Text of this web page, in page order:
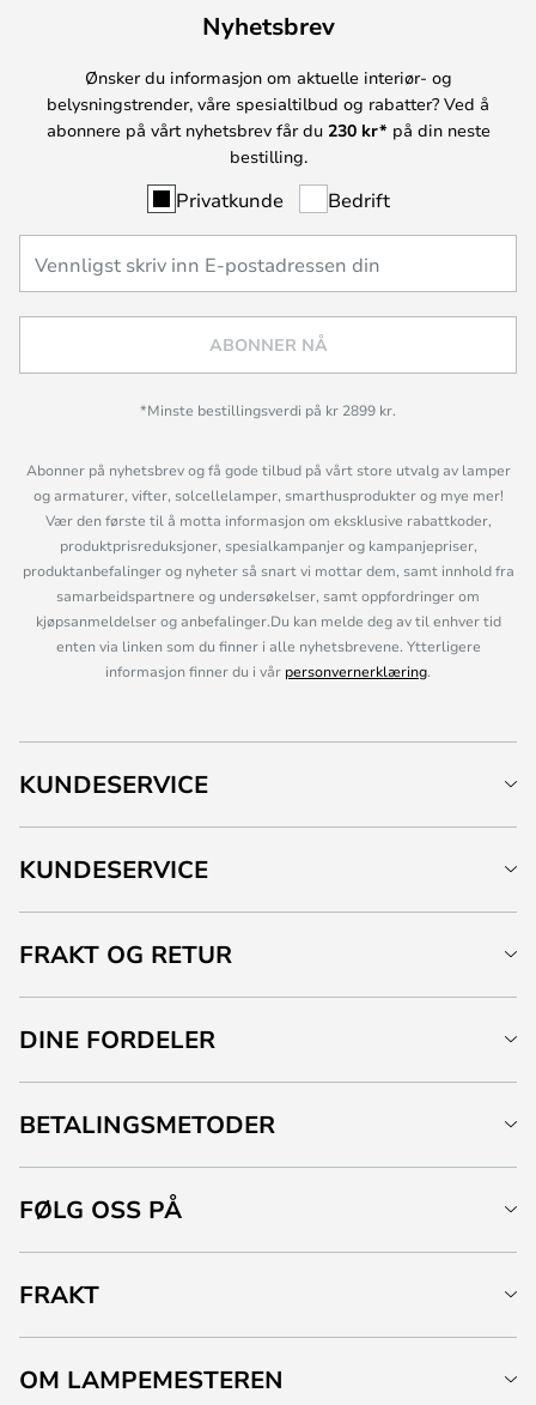
Nyhetsbrev
Ønsker du informasjon om aktuelle interiør- og
belysningstrender, våre spesialtilbud og rabatter? Ved å
abonnere på vårt nyhetsbrev får du 230 kr* på din neste
bestilling.
Privatkunde Bedrift
ABONNER NÅ
*Minste bestillingsverdi på kr 2899 kr.
Abonner på nyhetsbrev og få gode tilbud på vårt store utvalg av lamper
og armaturer, vifter, solcellelamper, smarthusprodukter og mye mer!
Vær den første til å motta informasjon om eksklusive rabattkoder,
produktprisreduksjoner, spesialkampanjer og kampanjepriser,
produktanbefalinger og nyheter så snart vi mottar dem, samt innhold fra
samarbeidspartnere og undersøkelser, samt oppfordringer om
kjøpsanmeldelser og anbefalinger.Du kan melde deg av til enhver tid
enten via linken som du finner i alle nyhetsbrevene. Ytterligere
informasjon finner du i vår personvernerklæring.
KUNDESERVICE
KUNDESERVICE
FRAKT OG RETUR
DINE FORDELER
BETALINGSMETODER
FØLG OSS PÅ
FRAKT
OM LAMPEMESTEREN